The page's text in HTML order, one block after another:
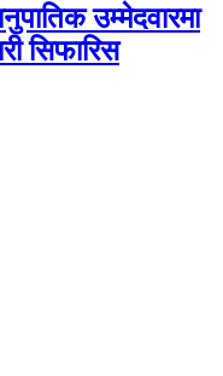
उम्मेदवारमा
सिफारिस